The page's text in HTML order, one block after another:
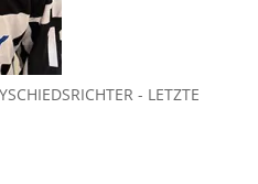
- LETZTE